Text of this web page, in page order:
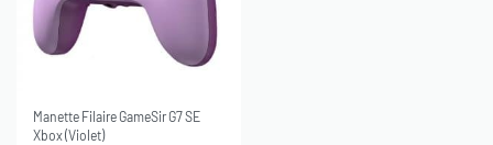
Manette Filaire GameSir G7 SE
Xbox (Violet)